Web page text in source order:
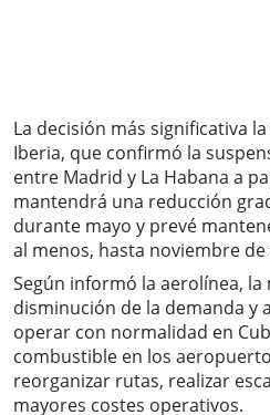
La decisión más significativa
Iberia, que confirmó la
entre Madrid y La Habana a
mantendrá una reducción
durante mayo y prevé
al menos, hasta noviembre de
Según informó la aerolínea,
disminución de la demanda y
operar con normalidad en
combustible en los
reorganizar rutas, realizar
mayores costes operativos.